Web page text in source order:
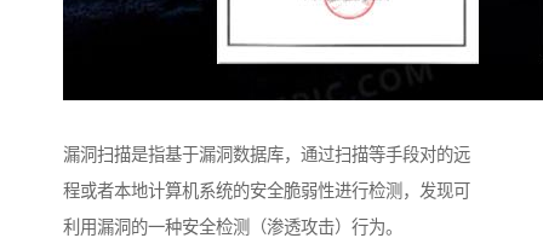
漏洞扫描是指基于漏洞数据库，通过扫描等手段对的远
程或者本地计算机系统的安全脆弱性进行检测，发现可
利用漏洞的一种安全检测（渗透攻击）行为。